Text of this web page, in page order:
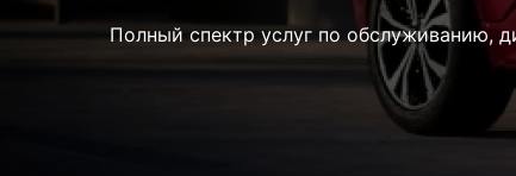
Полный спектр услуг по обслуживанию,